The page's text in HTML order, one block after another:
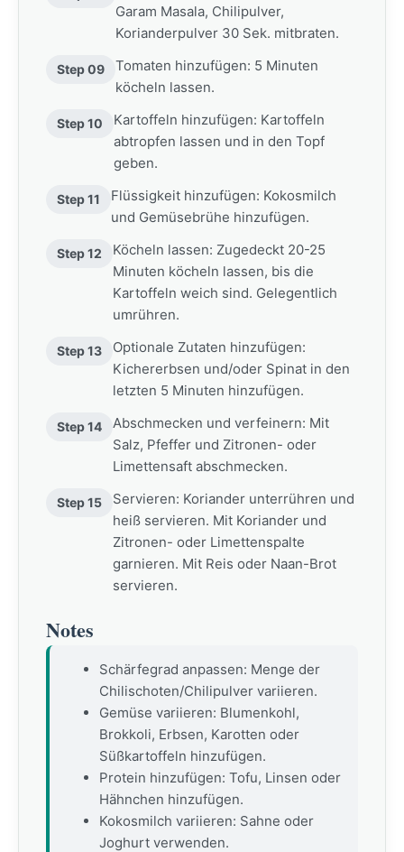
Garam Masala, Chilipulver,
Korianderpulver 30 Sek. mitbraten.
Step 09
Tomaten hinzufügen: 5 Minuten
köcheln lassen.
Step 10
Kartoffeln hinzufügen: Kartoffeln
abtropfen lassen und in den Topf
geben.
Step 11
Flüssigkeit hinzufügen: Kokosmilch
und Gemüsebrühe hinzufügen.
Step 12
Köcheln lassen: Zugedeckt 20-25
Minuten köcheln lassen, bis die
Kartoffeln weich sind. Gelegentlich
umrühren.
Step 13
Optionale Zutaten hinzufügen:
Kichererbsen und/oder Spinat in den
letzten 5 Minuten hinzufügen.
Step 14
Abschmecken und verfeinern: Mit
Salz, Pfeffer und Zitronen- oder
Limettensaft abschmecken.
Step 15
Servieren: Koriander unterrühren und
heiß servieren. Mit Koriander und
Zitronen- oder Limettenspalte
garnieren. Mit Reis oder Naan-Brot
servieren.
Notes
Schärfegrad anpassen: Menge der
Chilischoten/Chilipulver variieren.
Gemüse variieren: Blumenkohl,
Brokkoli, Erbsen, Karotten oder
Süßkartoffeln hinzufügen.
Protein hinzufügen: Tofu, Linsen oder
Hähnchen hinzufügen.
Kokosmilch variieren: Sahne oder
Joghurt verwenden.